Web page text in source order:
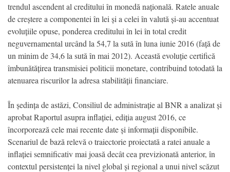
trendul ascendent al creditului în monedă națională. Ratele anuale
de creștere a componentei în lei și a celei în valută și-au accentuat
evoluțiile opuse, ponderea creditului în lei în total credit
neguvernamental urcând la 54,7 la sută în luna iunie 2016 (față de
un minim de 34,6 la sută în mai 2012). Această evoluție certifică
îmbunătățirea transmisiei politicii monetare, contribuind totodată la
atenuarea riscurilor la adresa stabilității financiare.
În ședința de astăzi, Consiliul de administrație al BNR a analizat și
aprobat Raportul asupra inflației, ediția august 2016, ce
încorporează cele mai recente date și informații disponibile.
Scenariul de bază relevă o traiectorie proiectată a ratei anuale a
inflației semnificativ mai joasă decât cea previzionată anterior, în
contextul persistenței la nivel global și regional a unui nivel scăzut